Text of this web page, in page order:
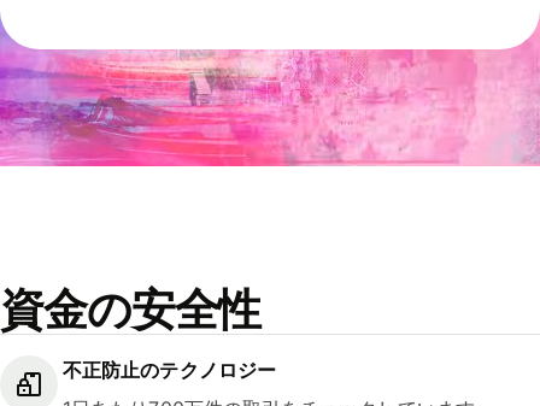
資金の安全性
不正防止のテクノロジー